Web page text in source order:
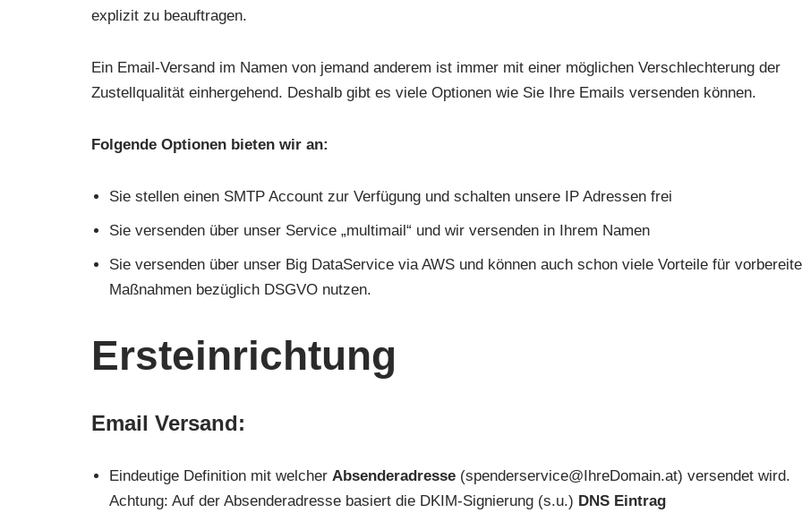
explizit zu beauftragen.
Ein Email-Versand im Namen von jemand anderem ist immer mit einer möglichen Verschlechterung der
Zustellqualität einhergehend. Deshalb gibt es viele Optionen wie Sie Ihre Emails versenden können.
Folgende Optionen bieten wir an:
Sie stellen einen SMTP Account zur Verfügung und schalten unsere IP Adressen frei
Sie versenden über unser Service „multimail“ und wir versenden in Ihrem Namen
Sie versenden über unser Big DataService via AWS und können auch schon viele Vorteile für
Maßnahmen bezüglich DSGVO nutzen.
Ersteinrichtung
Email Versand:
Eindeutige Definition mit welcher Absenderadresse (spenderservice@IhreDomain.at) versendet wird.
Achtung: Auf der Absenderadresse basiert die DKIM-Signierung (s.u.) DNS Eintrag